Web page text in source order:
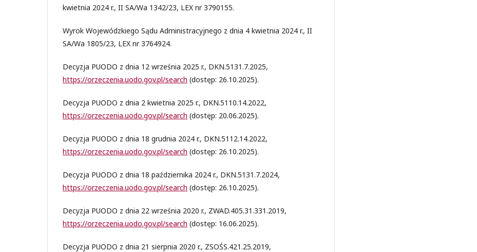
kwietnia 2024 r., II SA/Wa 1342/23, LEX nr 3790155.
Wyrok Wojewódzkiego Sądu Administracyjnego z dnia 4 kwietnia 2024 r., II
SA/Wa 1805/23, LEX nr 3764924.
Decyzja PUODO z dnia 12 września 2025 r., DKN.5131.7.2025,
https://orzeczenia.uodo.gov.pl/search (dostęp: 26.10.2025).
Decyzja PUODO z dnia 2 kwietnia 2025 r., DKN.5110.14.2022,
https://orzeczenia.uodo.gov.pl/search (dostęp: 20.06.2025).
Decyzja PUODO z dnia 18 grudnia 2024 r., DKN.5112.14.2022,
https://orzeczenia.uodo.gov.pl/search (dostęp: 26.10.2025).
Decyzja PUODO z dnia 18 października 2024 r., DKN.5131.7.2024,
https://orzeczenia.uodo.gov.pl/search (dostęp: 26.10.2025).
Decyzja PUODO z dnia 22 września 2020 r., ZWAD.405.31.331.2019,
https://orzeczenia.uodo.gov.pl/search (dostęp: 16.06.2025).
Decyzja PUODO z dnia 21 sierpnia 2020 r., ZSOŚS.421.25.2019,